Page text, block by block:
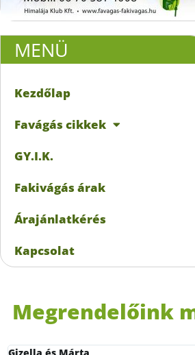
MENÜ
Kezdőlap
Favágás cikkek
GY.I.K.
Fakivágás árak
Árajánlatkérés
Kapcsolat
Megrendelőink